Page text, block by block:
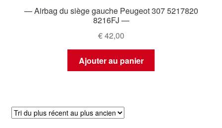
— Airbag du siège gauche Peugeot 307 5217820
8216FJ —
€42,00
Ajouter au panier